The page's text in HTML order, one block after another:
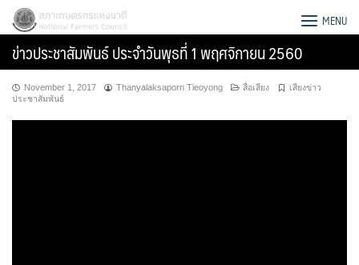
Skip
content
สภาเกษตรกรแห่งชาติ MENU
ข่าวประชาสัมพันธ์ ประจำวันพุธที่ 1 พฤศจิกายน 2560
November 1, 2017 Thanyalaksaporn Tieoyong สื่อเสียง
เสียงข่าว
ประชาสัมพันธ์